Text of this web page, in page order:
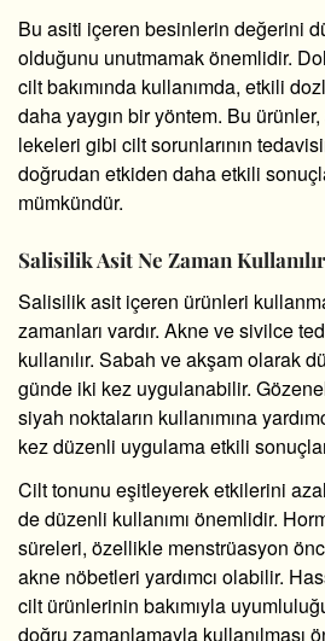
Bu asiti içeren besinlerin değerini
olduğunu unutmamak önemlidir.
cilt bakımında kullanımda, etkili
daha yaygın bir yöntem. Bu
lekeleri gibi cilt sorunlarının
doğrudan etkiden daha etkili
mümkündür.
Salisilik Asit Ne Zaman
Salisilik asit içeren ürünleri
zamanları vardır. Akne ve sivilce
kullanılır. Sabah ve akşam olarak
günde iki kez uygulanabilir.
siyah noktaların kullanımına
kez düzenli uygulama etkili
Cilt tonunu eşitleyerek etkilerini
de düzenli kullanımı önemlidir.
süreleri, özellikle menstrüasyon
akne nöbetleri yardımcı olabilir.
cilt ürünlerinin bakımıyla
doğru zamanlamayla kullanılması